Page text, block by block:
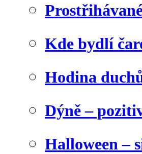
Kde bydlí
Hodina
Dýně –
Halloween –